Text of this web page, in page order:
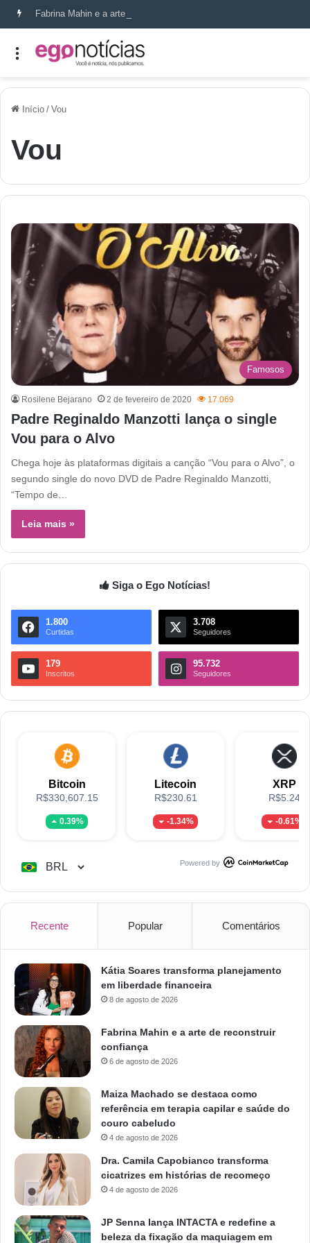
Fabrina Mahin e a arte de reconstruir confiança
Início / Vou
Vou
Famosos
Rosilene Bejarano 2 de fevereiro de 2020 17.069
Padre Reginaldo Manzotti lança o single
Vou para o Alvo
Chega hoje às plataformas digitais a canção “Vou para o Alvo”, o
segundo single do novo DVD de Padre Reginaldo Manzotti,
“Tempo de…
Leia mais »
Siga o Ego Notícias!
1.800
Curtidas
3.708
Seguidores
179
Inscritos
95.732
Seguidores
Bitcoin
R$330,607.15
0.39%
Litecoin
R$230.61
-1.34%
XRP
R$5.24
-0.61%
Powered by
Recente Popular Comentários
Kátia Soares transforma planejamento
em liberdade financeira
8 de agosto de 2026
Fabrina Mahin e a arte de reconstruir
confiança
6 de agosto de 2026
Maiza Machado se destaca como
referência em terapia capilar e saúde do
couro cabeludo
4 de agosto de 2026
Dra. Camila Capobianco transforma
cicatrizes em histórias de recomeço
4 de agosto de 2026
JP Senna lança INTACTA e redefine a
beleza da fixação da maquiagem em